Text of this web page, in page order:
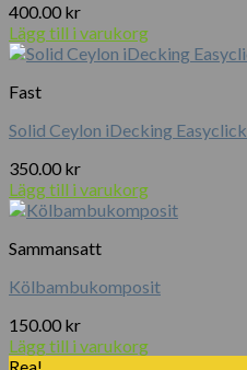
400.00 kr
Lägg till i varukorg
Fast
Solid Ceylon iDecking Easyclick
350.00 kr
Lägg till i varukorg
Sammansatt
Kölbambukomposit
150.00 kr
Lägg till i varukorg